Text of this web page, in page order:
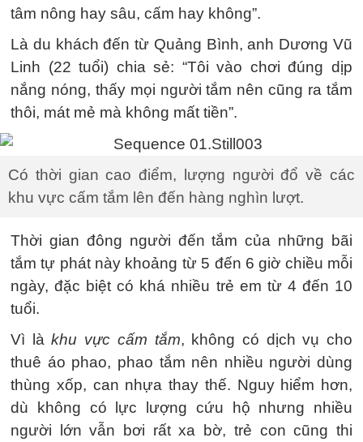
tâm nông hay sâu, cấm hay không”.
Là du khách đến từ Quảng Bình, anh Dương Vũ
Linh (22 tuổi) chia sẻ: “Tôi vào chơi đúng dịp
nắng nóng, thấy mọi người tắm nên cũng ra tắm
thôi, mát mẻ mà không mất tiền”.
Có thời gian cao điểm, lượng người đổ về các
khu vực cấm tắm lên đến hàng nghìn lượt.
Thời gian đông người đến tắm của những bãi
tắm tự phát này khoảng từ 5 đến 6 giờ chiều mỗi
ngày, đặc biệt có khá nhiều trẻ em từ 4 đến 10
tuổi.
Vì làkhu vực cấm tắm, không có dịch vụ cho
thuê áo phao, phao tắm nên nhiều người dùng
thùng xốp, can nhựa thay thế. Nguy hiểm hơn,
dù không có lực lượng cứu hộ nhưng nhiều
người lớn vẫn bơi rất xa bờ, trẻ con cũng thi